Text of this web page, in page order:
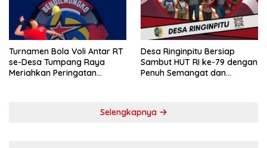
Turnamen Bola Voli Antar RT
se-Desa Tumpang Raya
Meriahkan Peringatan
Desa Ringinpitu Bersiap
Sambut HUT RI ke-79 dengan
Penuh Semangat dan
Selengkapnya